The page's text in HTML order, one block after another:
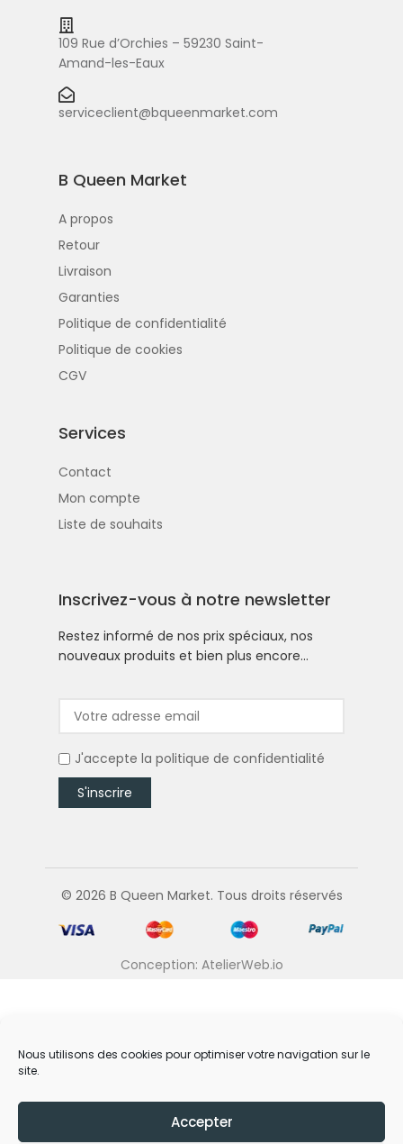
Nous utilisons des cookies pour optimiser votre navigation sur le
site.
Accepter
109 Rue d’Orchies – 59230 Saint-
Amand-les-Eaux
serviceclient@bqueenmarket.com
B Queen Market
A propos
Retour
Livraison
Garanties
Politique de confidentialité
Politique de cookies
CGV
Services
Contact
Mon compte
Liste de souhaits
Inscrivez-vous à notre newsletter
Restez informé de nos prix spéciaux, nos
nouveaux produits et bien plus encore…
J'accepte la politique de confidentialité
© 2026 B Queen Market. Tous droits réservés
Conception: AtelierWeb.io